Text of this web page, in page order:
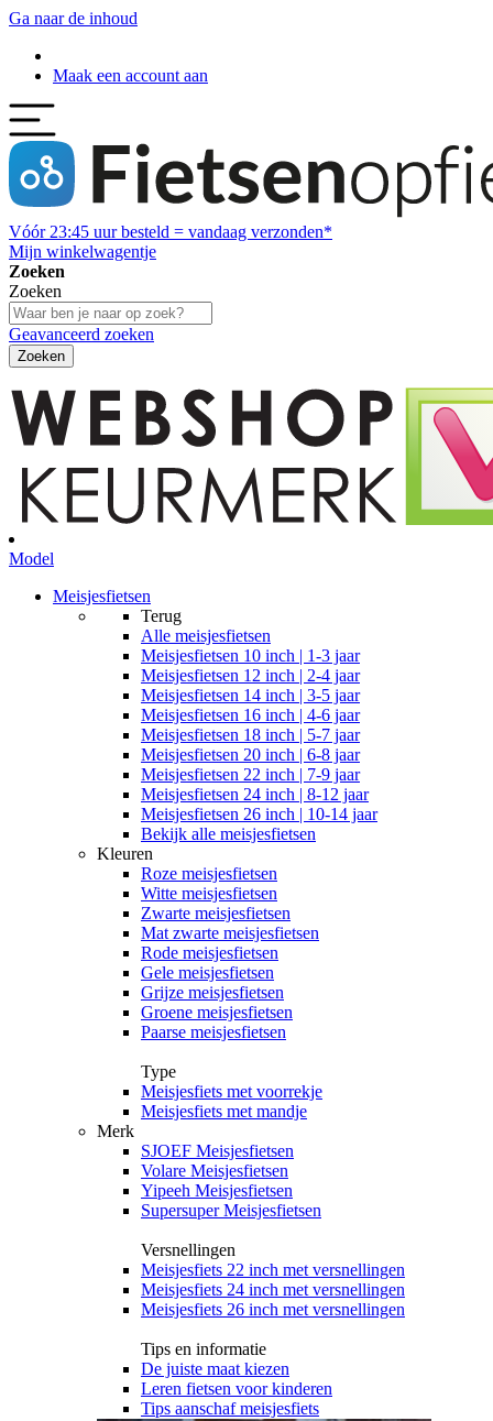
Ga naar de inhoud
Maak een account aan
Vóór 23:45 uur besteld = vandaag verzonden*
Mijn winkelwagentje
Zoeken
Zoeken
Geavanceerd zoeken
Zoeken
Model
Meisjesfietsen
Terug
Alle meisjesfietsen
Meisjesfietsen 10 inch | 1-3 jaar
Meisjesfietsen 12 inch | 2-4 jaar
Meisjesfietsen 14 inch | 3-5 jaar
Meisjesfietsen 16 inch | 4-6 jaar
Meisjesfietsen 18 inch | 5-7 jaar
Meisjesfietsen 20 inch | 6-8 jaar
Meisjesfietsen 22 inch | 7-9 jaar
Meisjesfietsen 24 inch | 8-12 jaar
Meisjesfietsen 26 inch | 10-14 jaar
Bekijk alle meisjesfietsen
Kleuren
Roze meisjesfietsen
Witte meisjesfietsen
Zwarte meisjesfietsen
Mat zwarte meisjesfietsen
Rode meisjesfietsen
Gele meisjesfietsen
Grijze meisjesfietsen
Groene meisjesfietsen
Paarse meisjesfietsen
Type
Meisjesfiets met voorrekje
Meisjesfiets met mandje
Merk
SJOEF Meisjesfietsen
Volare Meisjesfietsen
Yipeeh Meisjesfietsen
Supersuper Meisjesfietsen
Versnellingen
Meisjesfiets 22 inch met versnellingen
Meisjesfiets 24 inch met versnellingen
Meisjesfiets 26 inch met versnellingen
Tips en informatie
De juiste maat kiezen
Leren fietsen voor kinderen
Tips aanschaf meisjesfiets